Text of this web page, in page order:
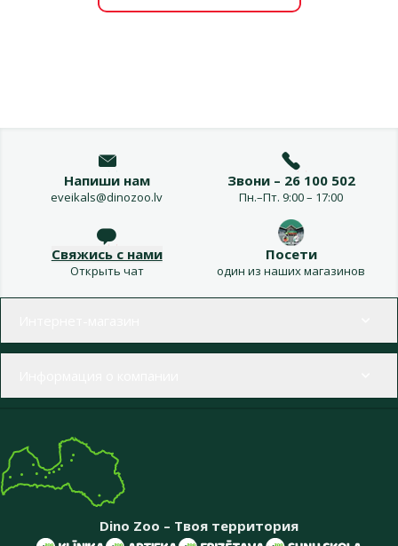
Напиши нам
eveikals@dinozoo.lv
Звони – 26 100 502
Пн.–Пт. 9:00 – 17:00
Свяжись с нами
Открыть чат
Посети
один из наших магазинов
Dino Zoo – Твоя территория